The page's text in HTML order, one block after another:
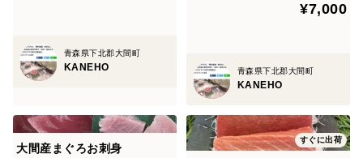
青森県下北郡大間町
KANEHO
¥7,000
青森県下北郡大間町
KANEHO
大間産まぐろお刺身
すぐに出荷